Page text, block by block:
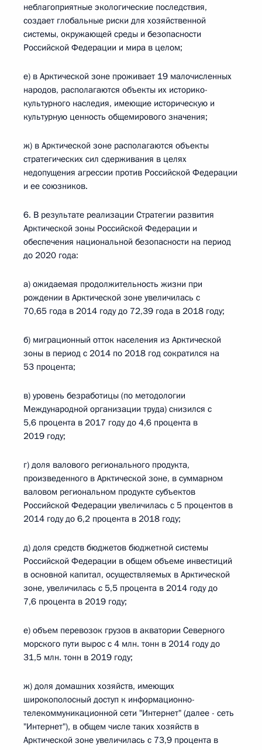
неблагоприятные экологические последствия,
создает глобальные риски для хозяйственной
системы, окружающей среды и безопасности
Российской Федерации и мира в целом;
е) в Арктической зоне проживает 19 малочисленных
народов, располагаются объекты их историко-
культурного наследия, имеющие историческую и
культурную ценность общемирового значения;
ж) в Арктической зоне располагаются объекты
стратегических сил сдерживания в целях
недопущения агрессии против Российской Федерации
и ее союзников.
6. В результате реализации Стратегии развития
Арктической зоны Российской Федерации и
обеспечения национальной безопасности на период
до 2020 года:
а) ожидаемая продолжительность жизни при
рождении в Арктической зоне увеличилась с
70,65 года в 2014 году до 72,39 года в 2018 году;
б) миграционный отток населения из Арктической
зоны в период с 2014 по 2018 год сократился на
53 процента;
в) уровень безработицы (по методологии
Международной организации труда) снизился с
5,6 процента в 2017 году до 4,6 процента в
2019 году;
г) доля валового регионального продукта,
произведенного в Арктической зоне, в суммарном
валовом региональном продукте субъектов
Российской Федерации увеличилась с 5 процентов в
2014 году до 6,2 процента в 2018 году;
д) доля средств бюджетов бюджетной системы
Российской Федерации в общем объеме инвестиций
в основной капитал, осуществляемых в Арктической
зоне, увеличилась с 5,5 процента в 2014 году до
7,6 процента в 2019 году;
е) объем перевозок грузов в акватории Северного
морского пути вырос с 4 млн. тонн в 2014 году до
31,5 млн. тонн в 2019 году;
ж) доля домашних хозяйств, имеющих
широкополосный доступ к информационно-
телекоммуникационной сети "Интернет" (далее - сеть
"Интернет"), в общем числе таких хозяйств в
Арктической зоне увеличилась с 73,9 процента в